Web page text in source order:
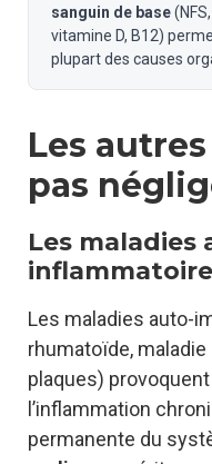
sanguin de base
vitamine D, B12)
plupart des causes
Les
pas
Les
Les maladies auto-
rhumatoïde,
plaques)
l’inflammation
permanente du